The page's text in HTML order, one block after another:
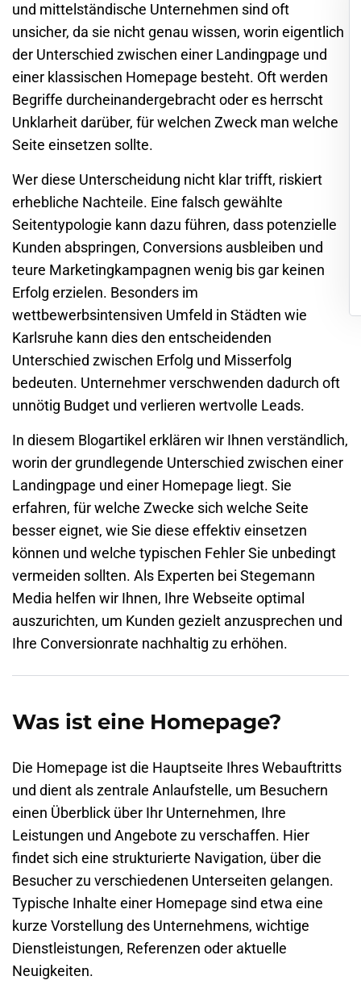
und mittelständische Unternehmen sind oft
unsicher, da sie nicht genau wissen, worin eigentlich
der Unterschied zwischen einer Landingpage und
einer klassischen Homepage besteht. Oft werden
Begriffe durcheinandergebracht oder es herrscht
Unklarheit darüber, für welchen Zweck man welche
Seite einsetzen sollte.
Wer diese Unterscheidung nicht klar trifft, riskiert
erhebliche Nachteile. Eine falsch gewählte
Seitentypologie kann dazu führen, dass potenzielle
Kunden abspringen, Conversions ausbleiben und
teure Marketingkampagnen wenig bis gar keinen
Erfolg erzielen. Besonders im
wettbewerbsintensiven Umfeld in Städten wie
Karlsruhe kann dies den entscheidenden
Unterschied zwischen Erfolg und Misserfolg
bedeuten. Unternehmer verschwenden dadurch oft
unnötig Budget und verlieren wertvolle Leads.
In diesem Blogartikel erklären wir Ihnen verständlich,
worin der grundlegende Unterschied zwischen einer
Landingpage und einer Homepage liegt. Sie
erfahren, für welche Zwecke sich welche Seite
besser eignet, wie Sie diese effektiv einsetzen
können und welche typischen Fehler Sie unbedingt
vermeiden sollten. Als Experten bei Stegemann
Media helfen wir Ihnen, Ihre Webseite optimal
auszurichten, um Kunden gezielt anzusprechen und
Ihre Conversionrate nachhaltig zu erhöhen.
Was ist eine Homepage?
Die Homepage ist die Hauptseite Ihres Webauftritts
und dient als zentrale Anlaufstelle, um Besuchern
einen Überblick über Ihr Unternehmen, Ihre
Leistungen und Angebote zu verschaffen. Hier
findet sich eine strukturierte Navigation, über die
Besucher zu verschiedenen Unterseiten gelangen.
Typische Inhalte einer Homepage sind etwa eine
kurze Vorstellung des Unternehmens, wichtige
Dienstleistungen, Referenzen oder aktuelle
Neuigkeiten.